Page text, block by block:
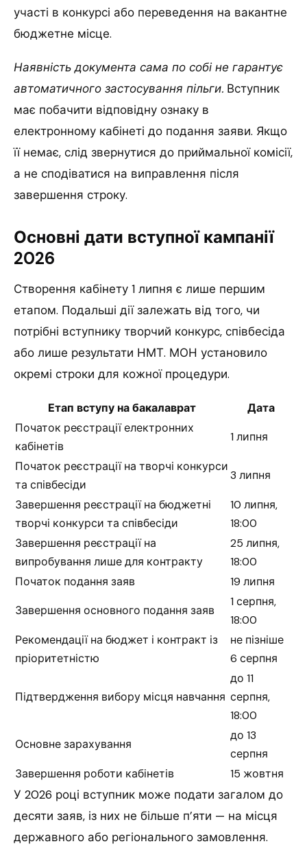
участі в конкурсі або переведення на вакантне
бюджетне місце.
Наявність документа сама по собі не гарантує
автоматичного застосування пільги. Вступник
має побачити відповідну ознаку в
електронному кабінеті до подання заяви. Якщо
її немає, слід звернутися до приймальної комісії,
а не сподіватися на виправлення після
завершення строку.
Основні дати вступної кампанії
2026
Створення кабінету 1 липня є лише першим
етапом. Подальші дії залежать від того, чи
потрібні вступнику творчий конкурс, співбесіда
або лише результати НМТ. МОН установило
окремі строки для кожної процедури.
Етап вступу на бакалаврат
Дата
Початок реєстрації електронних
кабінетів
1 липня
Початок реєстрації на творчі конкурси
та співбесіди
3 липня
Завершення реєстрації на бюджетні
творчі конкурси та співбесіди
10 липня,
18:00
Завершення реєстрації на
випробування лише для контракту
25 липня,
18:00
Початок подання заяв
19 липня
Завершення основного подання заяв
1 серпня,
18:00
Рекомендації на бюджет і контракт із
пріоритетністю
не пізніше
6 серпня
Підтвердження вибору місця навчання
до 11
серпня,
18:00
Основне зарахування
до 13
серпня
Завершення роботи кабінетів
15 жовтня
У 2026 році вступник може подати загалом до
десяти заяв, із них не більше п’яти — на місця
державного або регіонального замовлення.